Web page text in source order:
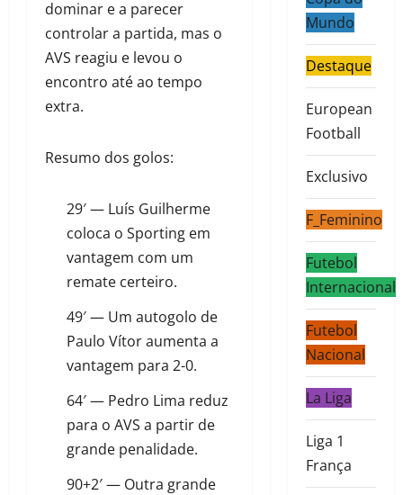
dominar e a parecer
controlar a partida, mas o
AVS reagiu e levou o
encontro até ao tempo
extra.
Resumo dos golos:
29′ — Luís Guilherme
coloca o Sporting em
vantagem com um
remate certeiro.
49′ — Um autogolo de
Paulo Vítor aumenta a
vantagem para 2-0.
64′ — Pedro Lima reduz
para o AVS a partir de
grande penalidade.
90+2′ — Outra grande
Mundo
Destaque
European
Football
Exclusivo
F_Feminino
Futebol
Internacional
Futebol
Nacional
La Liga
Liga 1
França